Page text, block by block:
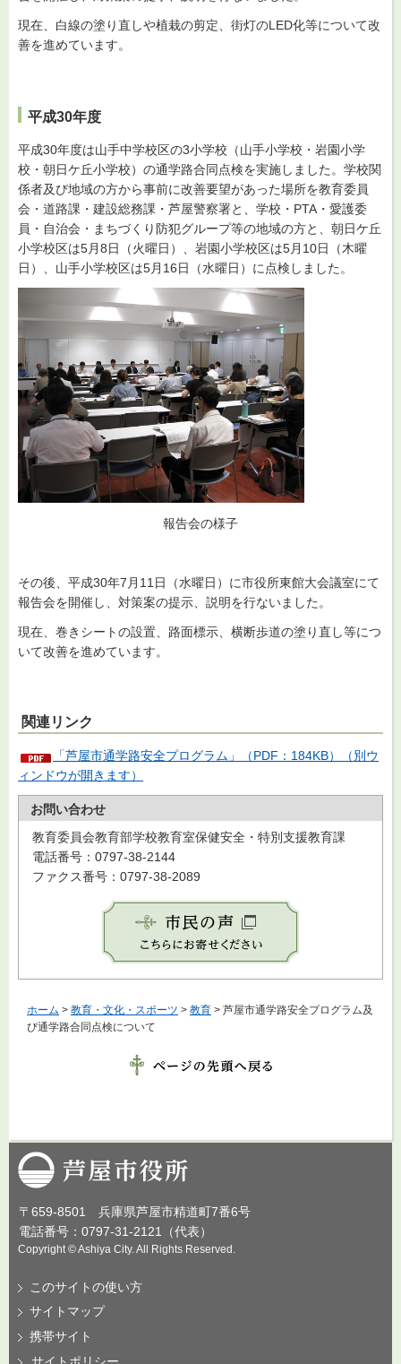
現在、白線の塗り直しや植栽の剪定、街灯のLED化等について改
善を進めています。
平成30年度
平成30年度は山手中学校区の3小学校（山手小学校・岩園小学
校・朝日ケ丘小学校）の通学路合同点検を実施しました。学校関
係者及び地域の方から事前に改善要望があった場所を教育委員
会・道路課・建設総務課・芦屋警察署と、学校・PTA・愛護委
員・自治会・まちづくり防犯グループ等の地域の方と、朝日ケ丘
小学校区は5月8日（火曜日）、岩園小学校区は5月10日（木曜
日）、山手小学校区は5月16日（水曜日）に点検しました。
報告会の様子
その後、平成30年7月11日（水曜日）に市役所東館大会議室にて
報告会を開催し、対策案の提示、説明を行ないました。
現在、巻きシートの設置、路面標示、横断歩道の塗り直し等につ
いて改善を進めています。
関連リンク
「芦屋市通学路安全プログラム」（PDF：184KB）（別ウ
ィンドウが開きます）
お問い合わせ
教育委員会教育部学校教育室保健安全・特別支援教育課
電話番号：0797-38-2144
ファクス番号：0797-38-2089
ホーム > 教育・文化・スポーツ > 教育 > 芦屋市通学路安全プログラム及
び通学路合同点検について
芦屋市役所
〒659-8501 兵庫県芦屋市精道町7番6号
電話番号：0797-31-2121（代表）
Copyright © Ashiya City. All Rights Reserved.
このサイトの使い方
サイトマップ
携帯サイト